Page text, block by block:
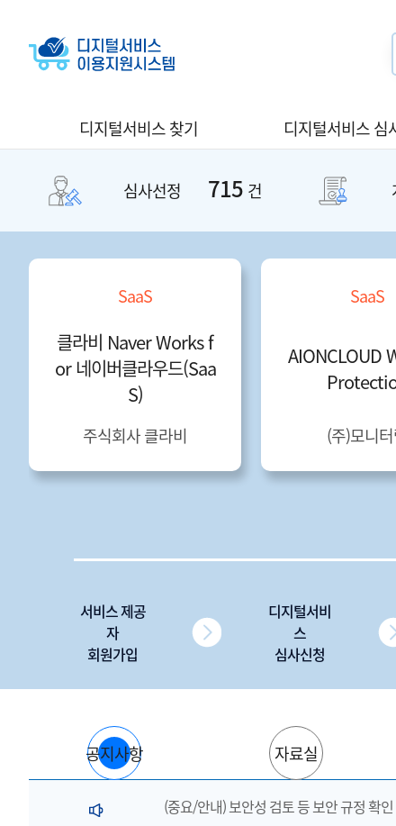
디지털서비스 찾기 디지털서비스 심
심사선정 715 건
SaaS
클라비 Naver Works f
or 네이버클라우드(Saa
S)
주식회사 클라비
SaaS
AIONCLOUD
(주)모니
서비스 제공
자
회원가입
디지털서비
스
심사신청
공지사항 자료실
(중요/안내) 보안성 검토 등 보안 규정 확